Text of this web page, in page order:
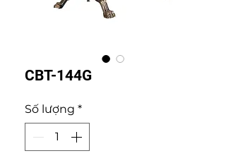
CBT-144G
Số lượng *